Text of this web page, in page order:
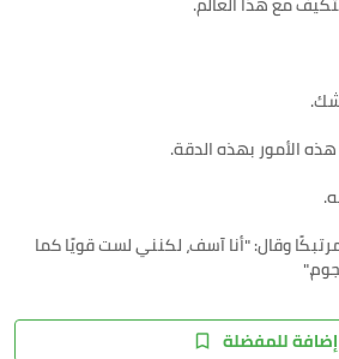
وقال: "أنا آسف، لكنني لست قويًا كما
إضافة للمفضلة